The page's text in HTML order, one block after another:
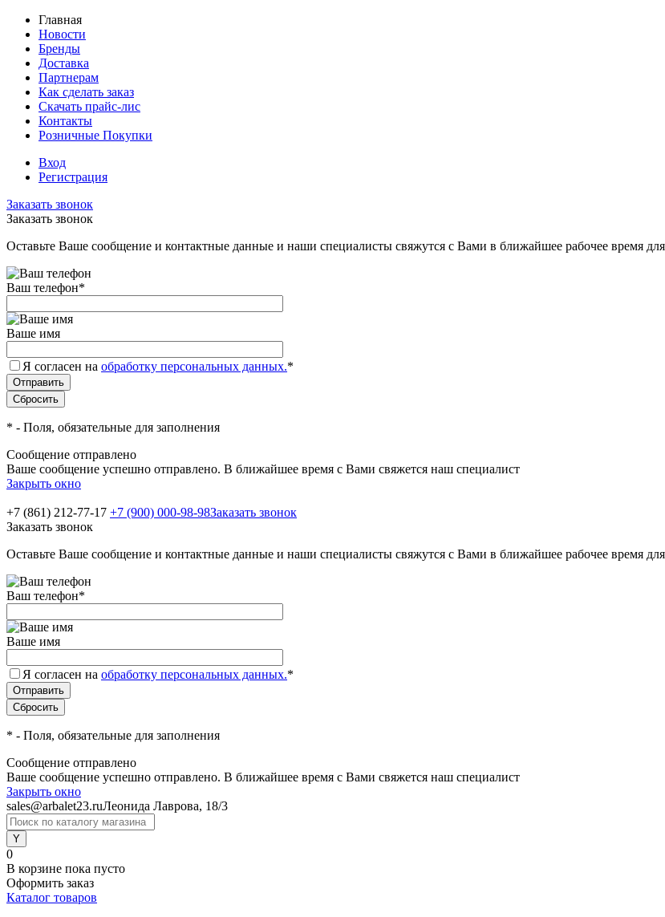
Главная
Новости
Бренды
Доставка
Партнерам
Как сделать заказ
Скачать прайс-лис
Контакты
Розничные Покупки
Вход
Регистрация
Заказать звонок
Заказать звонок
Оставьте Ваше сообщение и контактные данные и наши специалисты свяжутся с Вами в ближайшее рабочее время
Ваш телефон*
Ваше имя
Я согласен на обработку персональных данных.*
* - Поля, обязательные для заполнения
Сообщение отправлено
Ваше сообщение успешно отправлено. В ближайшее время с Вами свяжется наш специалист
Закрыть окно
+7 (861) 212-77-17 +7 (900) 000-98-98Заказать звонок
Заказать звонок
Оставьте Ваше сообщение и контактные данные и наши специалисты свяжутся с Вами в ближайшее рабочее время
Ваш телефон*
Ваше имя
Я согласен на обработку персональных данных.*
* - Поля, обязательные для заполнения
Сообщение отправлено
Ваше сообщение успешно отправлено. В ближайшее время с Вами свяжется наш специалист
Закрыть окно
sales@arbalet23.ruЛеонида Лаврова, 18/3
0
В корзине пока пусто
Оформить заказ
Каталог товаров